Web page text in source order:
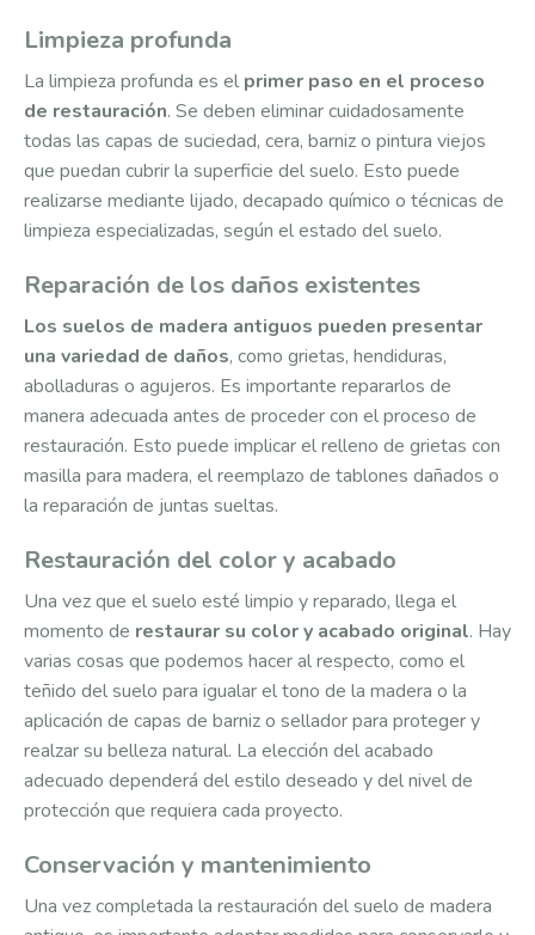
Limpieza profunda
La limpieza profunda es el primer paso en el proceso
de restauración. Se deben eliminar cuidadosamente
todas las capas de suciedad, cera, barniz o pintura viejos
que puedan cubrir la superficie del suelo. Esto puede
realizarse mediante lijado, decapado químico o técnicas de
limpieza especializadas, según el estado del suelo.
Reparación de los daños existentes
Los suelos de madera antiguos pueden presentar
una variedad de daños, como grietas, hendiduras,
abolladuras o agujeros. Es importante repararlos de
manera adecuada antes de proceder con el proceso de
restauración. Esto puede implicar el relleno de grietas con
masilla para madera, el reemplazo de tablones dañados o
la reparación de juntas sueltas.
Restauración del color y acabado
Una vez que el suelo esté limpio y reparado, llega el
momento de restaurar su color y acabado original. Hay
varias cosas que podemos hacer al respecto, como el
teñido del suelo para igualar el tono de la madera o la
aplicación de capas de barniz o sellador para proteger y
realzar su belleza natural. La elección del acabado
adecuado dependerá del estilo deseado y del nivel de
protección que requiera cada proyecto.
Conservación y mantenimiento
Una vez completada la restauración del suelo de madera